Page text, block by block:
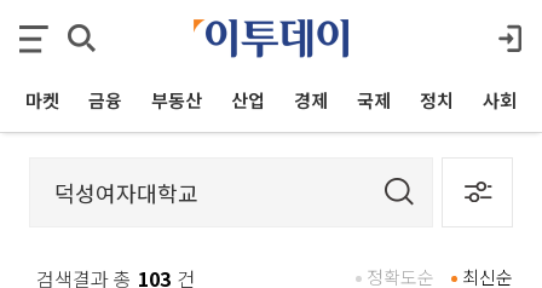
마켓 금융 부동산 산업 경제 국제 정치 사회
검색결과 총 103 건 최신순
정확도순